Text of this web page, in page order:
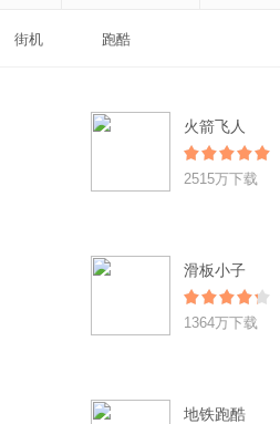
街机 跑酷
火箭飞人
2515万下载
滑板小子
1364万下载
地铁跑酷